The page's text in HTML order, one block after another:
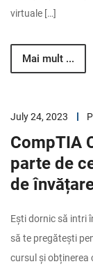
virtuale […]
Mai mult ...
July 24, 2023
CompTIA
parte de
de
Ești dornic să intri
să te pregătești
cursul și obținerea